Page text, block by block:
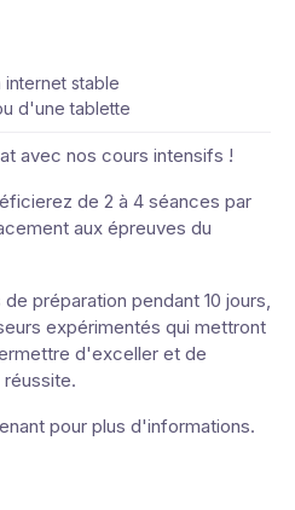
stable
d'une tablette
avec nos cours intensifs !
de 2 à 4 séances par
aux épreuves du
préparation pendant 10 jours,
expérimentés qui mettront
d'exceller et de
pour plus d'informations.